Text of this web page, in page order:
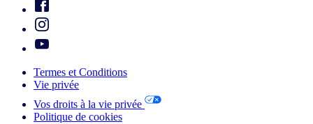
Termes et Conditions
Vie privée
Vos droits à la vie privée
Politique de cookies